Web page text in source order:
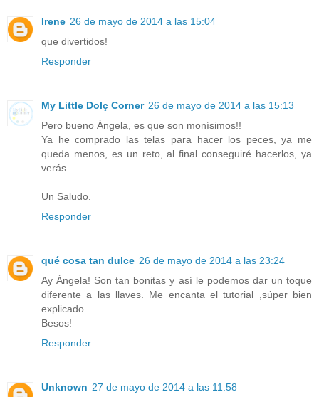
Irene 26 de mayo de 2014 a las 15:04
que divertidos!
Responder
My Little Dolç Corner 26 de mayo de 2014 a las 15:13
Pero bueno Ángela, es que son monísimos!!
Ya he comprado las telas para hacer los peces, ya me
queda menos, es un reto, al final conseguiré hacerlos, ya
verás.
Un Saludo.
Responder
qué cosa tan dulce 26 de mayo de 2014 a las 23:24
Ay Ángela! Son tan bonitas y así le podemos dar un toque
diferente a las llaves. Me encanta el tutorial ,súper bien
explicado.
Besos!
Responder
Unknown 27 de mayo de 2014 a las 11:58